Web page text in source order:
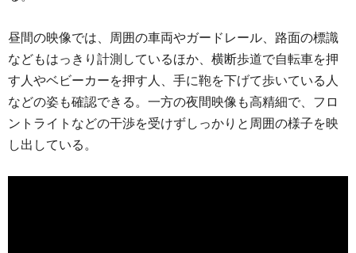
昼間の映像では、周囲の車両やガードレール、路面の標識
などもはっきり計測しているほか、横断歩道で自転車を押
す人やベビーカーを押す人、手に鞄を下げて歩いている人
などの姿も確認できる。一方の夜間映像も高精細で、フロ
ントライトなどの干渉を受けずしっかりと周囲の様子を映
し出している。